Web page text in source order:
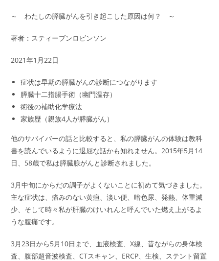
～ わたしの膵臓がんを引き起こした原因は何？ ～
著者：スティーブンロビンソン
2021年1月22日
症状は早期の膵臓がんの診断につながります
膵臓十二指腸手術（幽門温存）
術後の補助化学療法
家族歴（親族4人が膵臓がん）
他のサバイバーの話と比較すると、私の膵臓がんの体験は教科
書を読んでいるように退屈な話かも知れません。2015年5月14
日、58歳で私は膵臓腺がんと診断されました。
3月中旬にからだの調子がよくないことに初めて気づきました。
主な症状は、痛みのない黄疸、淡い便、暗色尿、発熱、体重減
少、そして時々私が肝臓のけいれんと呼んでいた燃え上がるよ
うな腹痛です。
3月23日から5月10日まで、血液検査、X線、昔ながらの身体検
査、腹部超音波検査、CTスキャン、ERCP、生検、ステント留置